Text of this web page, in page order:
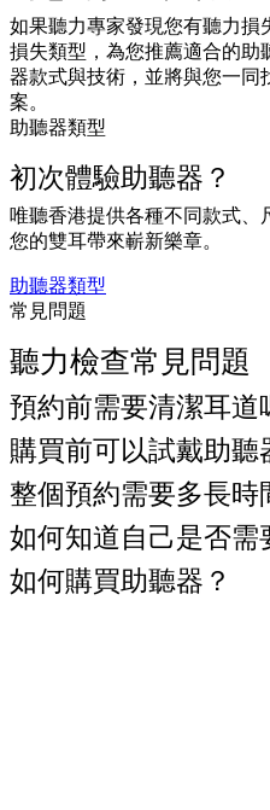
如果聽力專家發現您有聽力損
損失類型，為您推薦適合的助
器款式與技術，並將與您一同
案。
助聽器類型
初次體驗助聽器？
唯聽香港提供各種不同款式、
您的雙耳帶來嶄新樂章。
助聽器類型
常見問題
聽力檢查常見問題
預約前需要清潔耳道
購買前可以試戴助聽
整個預約需要多長時
如何知道自己是否需
如何購買助聽器？